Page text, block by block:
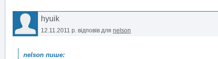
hyuik
12.11.2011 р. відповів для nelson